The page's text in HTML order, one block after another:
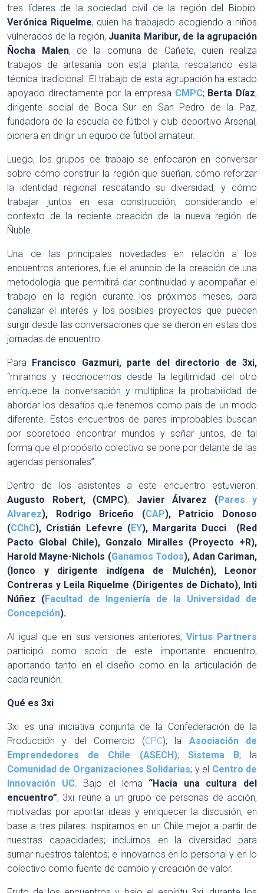
tres líderes de la sociedad civil de la región del Biobío:
Verónica Riquelme, quien ha trabajado acogiendo a niños
vulnerados de la región, Juanita Maribur, de la agrupación
Ñocha Malen, de la comuna de Cañete, quien realiza
trabajos de artesanía con esta planta, rescatando esta
técnica tradicional. El trabajo de esta agrupación ha estado
apoyado directamente por la empresa CMPC; Berta Díaz,
dirigente social de Boca Sur en San Pedro de la Paz,
fundadora de la escuela de fútbol y club deportivo Arsenal,
pionera en dirigir un equipo de fútbol amateur.
Luego, los grupos de trabajo se enfocaron en conversar
sobre cómo construir la región que sueñan, cómo reforzar
la identidad regional rescatando su diversidad, y cómo
trabajar juntos en esa construcción, considerando el
contexto de la reciente creación de la nueva región de
Ñuble.
Una de las principales novedades en relación a los
encuentros anteriores, fue el anuncio de la creación de una
metodología que permitirá dar continuidad y acompañar el
trabajo en la región durante los próximos meses, para
canalizar el interés y los posibles proyectos que pueden
surgir desde las conversaciones que se dieron en estas dos
jornadas de encuentro.
Para Francisco Gazmuri, parte del directorio de 3xi,
“mirarnos y reconocernos desde la legitimidad del otro
enriquece la conversación y multiplica la probabilidad de
abordar los desafíos que tenemos como país de un modo
diferente. Estos encuentros de pares improbables buscan
por sobretodo encontrar mundos y soñar juntos, de tal
forma que el propósito colectivo se pone por delante de las
agendas personales”.
Dentro de los asistentes a este encuentro estuvieron:
Augusto Robert, (CMPC), Javier Álvarez (Pares y
Alvarez), Rodrigo Briceño (CAP), Patricio Donoso
(CChC), Cristián Lefevre (EY), Margarita Ducci (Red
Pacto Global Chile), Gonzalo Miralles (Proyecto +R),
Harold Mayne-Nichols (Ganamos Todos), Adan Cariman,
(lonco y dirigente indígena de Mulchén), Leonor
Contreras y Leila Riquelme (Dirigentes de Dichato), Inti
Núñez (Facultad de Ingeniería de la Universidad de
Concepción).
Al igual que en sus versiones anteriores, Virtus Partners
participó como socio de este importante encuentro,
aportando tanto en el diseño como en la articulación de
cada reunión.
Qué es 3xi
3xi es una iniciativa conjunta de la Confederación de la
Producción y del Comercio (CPC); la Asociación de
Emprendedores de Chile (ASECH); Sistema B; la
Comunidad de Organizaciones Solidarias; y el Centro de
Innovación UC. Bajo el lema “Hacia una cultura del
encuentro”, 3xi reúne a un grupo de personas de acción,
motivadas por aportar ideas y enriquecer la discusión, en
base a tres pilares: inspirarnos en un Chile mejor a partir de
nuestras capacidades; incluirnos en la diversidad para
sumar nuestros talentos; e innovarnos en lo personal y en lo
colectivo como fuente de cambio y creación de valor.